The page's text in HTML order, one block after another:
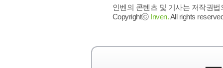
인벤의 콘텐츠 및 기사는 저작권
Copyrightⓒ Inven.All rights